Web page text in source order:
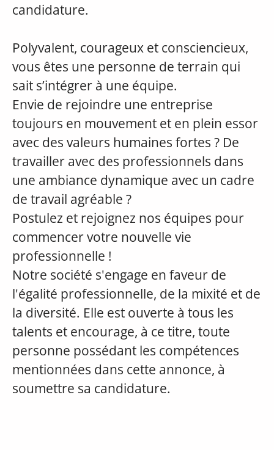
candidature.
Polyvalent, courageux et consciencieux,
vous êtes une personne de terrain qui
sait s’intégrer à une équipe.
Envie de rejoindre une entreprise
toujours en mouvement et en plein essor
avec des valeurs humaines fortes ? De
travailler avec des professionnels dans
une ambiance dynamique avec un cadre
de travail agréable ?
Postulez et rejoignez nos équipes pour
commencer votre nouvelle vie
professionnelle !
Notre société s'engage en faveur de
l'égalité professionnelle, de la mixité et de
la diversité. Elle est ouverte à tous les
talents et encourage, à ce titre, toute
personne possédant les compétences
mentionnées dans cette annonce, à
soumettre sa candidature.